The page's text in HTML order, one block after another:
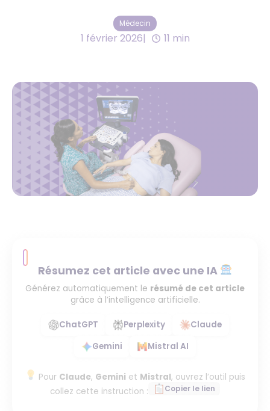
Médecin
1 février 2026 11 min
Résumez cet article avec une IA
Générez automatiquement le résumé de cet article
grâce à l’intelligence artificielle.
ChatGPT Perplexity
Claude
Gemini
Mistral AI
Pour Claude, Gemini et Mistral, ouvrez l’outil puis
collez cette instruction :
Copier le lien